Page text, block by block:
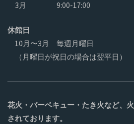
3月
9:00-17:00
休館日
10月〜3月 毎週月曜日
（月曜日が祝日の場合は翌平日）
花火・バーベキュー・たき火など、
されております。